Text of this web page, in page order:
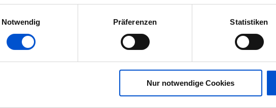
Notwendig
Präferenzen Statistiken
Nur notwendige Cookies